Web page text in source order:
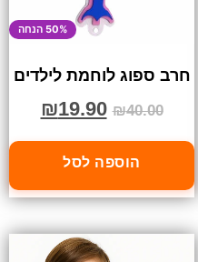
50% הנחה
חרב ספוג לוחמת לילדים
₪40.00
₪19.90
הוספה לסל